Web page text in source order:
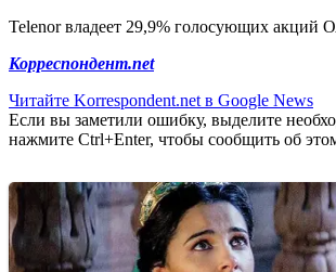
Telenor владеет 29,9% голосующих
Корреспондент.net
Читайте Korrespondent.net в Google News
Если вы заметили ошибку, выделите
нажмите Ctrl+Enter, чтобы сообщить об